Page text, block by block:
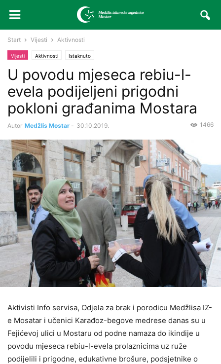
Start Vijesti Aktivnosti
Vijesti Aktivnosti Istaknuto
U povodu mjeseca rebiu-l-
evela podijeljeni prigodni
pokloni građanima Mostara
Autor Medžlis Mostar - 30.10.2019. 1466
Aktivisti Info servisa, Odjela za brak i porodicu Medžlisa IZ-
e Mosatar i učenici Karađoz-begove medrese danas su u
Fejićevoj ulici u Mostaru od podne namaza do ikindije u
povodu mjeseca rebiu-l-evela prolaznicima uz ruže
podijelili i prigodne, edukativne brošure, podsjetnike o